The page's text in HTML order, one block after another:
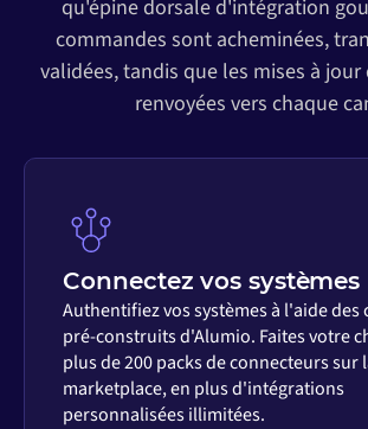
qu'épine dorsale d'intégration
commandes sont acheminées,
validées, tandis que les mises à
renvoyées vers chaque
Connectez vos systèmes
Authentifiez vos systèmes à l'aide des
pré-construits d'Alumio. Faites votre
plus de 200 packs de connecteurs sur
marketplace, en plus d'intégrations
personnalisées illimitées.